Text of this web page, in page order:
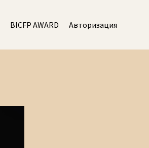
BICFP AWARD Авторизация